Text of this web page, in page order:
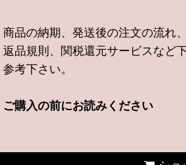
商品の納期、発送後の注文の流れ、
返品規則、関税還元サービスなど
参考下さい。
ご購入の前にお読みください